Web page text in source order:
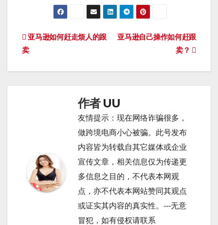
文
章
亚马逊自己操作如何赶跟
卖？
亚马逊如何赶走烦人的跟
卖
作者 UU
友情提示：现在网络诈骗很多，
做跨境电商小心被骗。此号发布
内容皆为转载自其它媒体或企业
宣传文章，相关信息仅为传递更
多信息之目的，不代表本网观
点，亦不代表本网站赞同其观点
或证实其内容的真实性。---无意
冒犯，如有侵权请联系